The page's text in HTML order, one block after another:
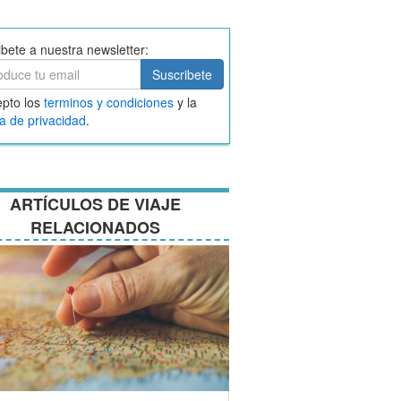
a nuestra newsletter:
Suscribete
los terminos y condiciones y la
de privacidad.
ARTÍCULOS DE VIAJE
RELACIONADOS